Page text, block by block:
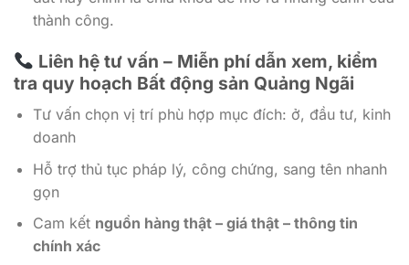
thành công.
Liên hệ tư vấn – Miễn phí dẫn xem, kiểm
tra quy hoạch Bất động sản Quảng Ngãi
Tư vấn chọn vị trí phù hợp mục đích: ở, đầu tư, kinh
doanh
Hỗ trợ thủ tục pháp lý, công chứng, sang tên nhanh
gọn
Cam kết nguồn hàng thật – giá thật – thông tin
chính xác